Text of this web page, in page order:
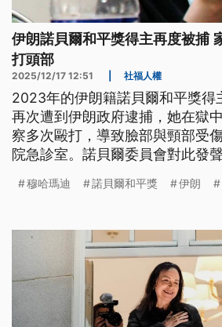
伊朗諾貝爾和平獎得主再度被捕
打頭部
2025/12/17 12:51 社福人權
2023年的伊朗籍諾貝爾和平獎得
再次遭到伊朗政府逮捕，她在獄
察多次毆打，導致臉部與頸部受
院急診室。諾貝爾委員會對此發
與的聚會有人高喊「違規口號」
害的「預防性措施」。
穆哈瑪迪 諾貝爾和平獎 伊朗